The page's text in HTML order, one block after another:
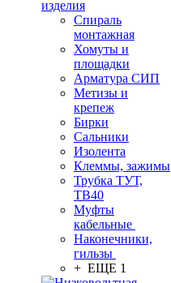
изделия
Спираль
монтажная
Хомуты и
площадки
Арматура СИП
Метизы и
крепеж
Бирки
Сальники
Изолента
Клеммы, зажимы
Трубка ТУТ,
ТВ40
Муфты
кабельные
Наконечники,
гильзы
+ ЕЩЕ 1